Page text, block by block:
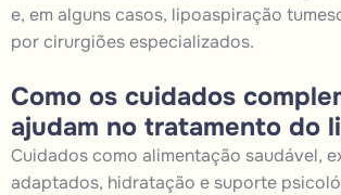
e, em alguns casos, lipoaspiração
por cirurgiões especializados.
Como os cuidados
ajudam no tratamento do
Cuidados como alimentação saudável,
adaptados, hidratação e suporte